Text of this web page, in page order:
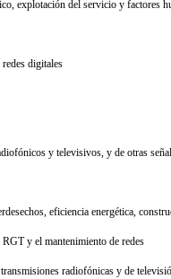
explotación del servicio y factores
digitales
y televisivos, y de otras
eficiencia energética,
y el mantenimiento de redes
radiofónicas y de